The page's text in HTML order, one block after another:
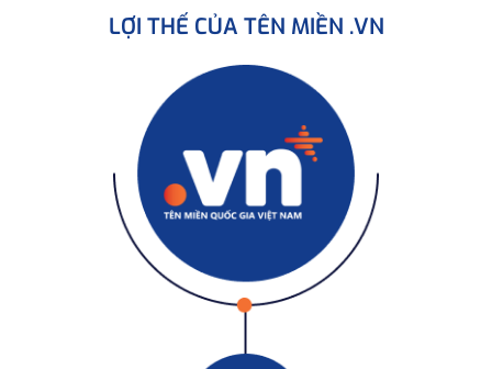
LỢI THẾ CỦA TÊN MIỀN .VN